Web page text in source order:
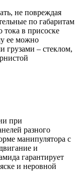
не повреждая
по габаритам
в присоске
ее можно
грузами – стеклом,
при
разного
манипулятора с
и
гарантирует
и неровной